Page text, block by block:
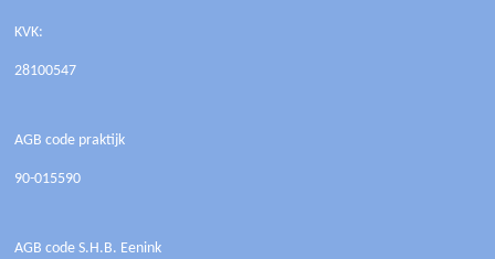
KVK:
28100547
AGB code praktijk
90-015590
AGB code S.H.B. Eenink